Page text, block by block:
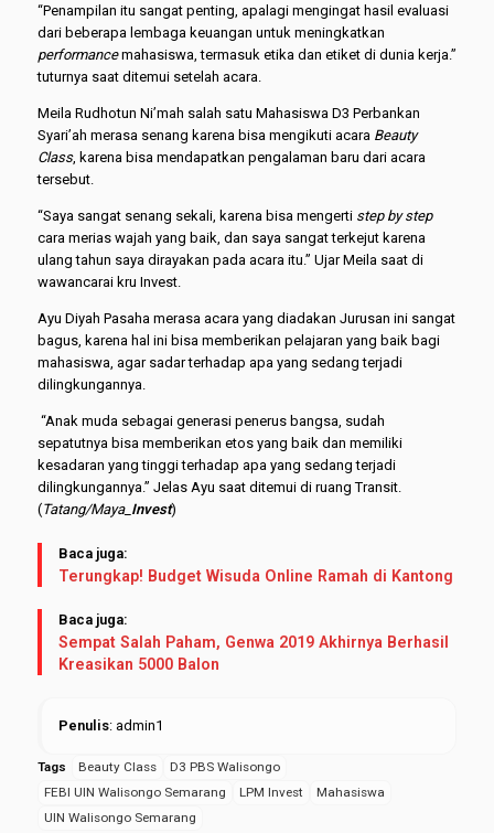
“Penampilan itu sangat penting, apalagi mengingat hasil evaluasi
dari beberapa lembaga keuangan untuk meningkatkan
performancemahasiswa, termasuk etika dan etiket di dunia kerja.”
tuturnya saat ditemui setelah acara.
Meila Rudhotun Ni’mah salah satu Mahasiswa D3 Perbankan
Syari’ah merasa senang karena bisa mengikuti acara Beauty
Class, karena bisa mendapatkan pengalaman baru dari acara
tersebut.
“Saya sangat senang sekali, karena bisa mengerti step by step
cara merias wajah yang baik, dan saya sangat terkejut karena
ulang tahun saya dirayakan pada acara itu.” Ujar Meila saat di
wawancarai kru Invest.
Ayu Diyah Pasaha merasa acara yang diadakan Jurusan ini sangat
bagus, karena hal ini bisa memberikan pelajaran yang baik bagi
mahasiswa, agar sadar terhadap apa yang sedang terjadi
dilingkungannya.
“Anak muda sebagai generasi penerus bangsa, sudah
sepatutnya bisa memberikan etos yang baik dan memiliki
kesadaran yang tinggi terhadap apa yang sedang terjadi
dilingkungannya.” Jelas Ayu saat ditemui di ruang Transit.
(Tatang/Maya_ Invest)
Baca juga:
Terungkap! Budget Wisuda Online Ramah di Kantong
Baca juga:
Sempat Salah Paham, Genwa 2019 Akhirnya Berhasil
Kreasikan 5000 Balon
Penulis: admin1
Tags Beauty Class
D3 PBS Walisongo
FEBI UIN Walisongo Semarang
LPM Invest
Mahasiswa
UIN Walisongo Semarang